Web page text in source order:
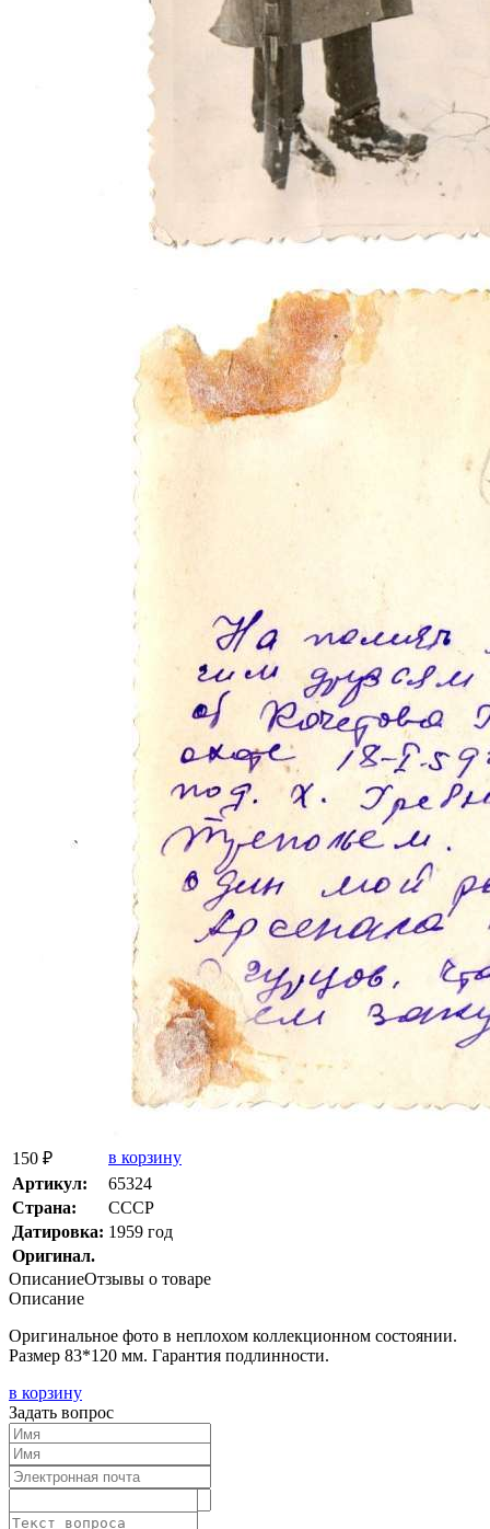
150 ₽
в корзину
Артикул:
65324
Страна:
СССР
Датировка: 1959 год
Оригинал.
ОписаниеОтзывы о товаре
Описание
Оригинальное фото в неплохом коллекционном состоянии.
Размер 83*120 мм. Гарантия подлинности.
в корзину
Текст отзыва:
Задать вопрос